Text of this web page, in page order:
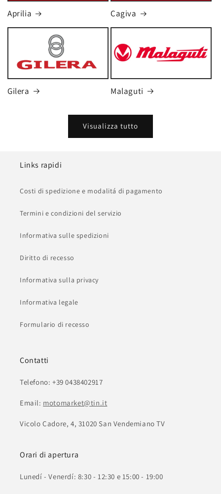
Aprilia Cagiva
Gilera Malaguti
Visualizza tutto
Links rapidi
Costi di spedizione e modalitá di pagamento
Termini e condizioni del servizio
Informativa sulle spedizioni
Diritto di recesso
Informativa sulla privacy
Informativa legale
Formulario di recesso
Contatti
Telefono: +39 0438402917
Email: motomarket@tin.it
Vicolo Cadore, 4, 31020 San Vendemiano TV
Orari di apertura
Lunedí - Venerdí: 8:30 - 12:30 e 15:00 - 19:00